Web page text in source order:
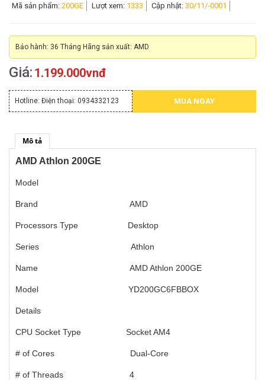
Mã sản phẩm: 200GE Lượt xem: 1333 Cập nhật: 30/11/-0001
Bảo hành: 36 Tháng Hãng sản xuất: AMD
Giá: 1.199.000vnđ
Hotline: Điện thoại: 0934332123 MUA NGAY
Mô tả
AMD Athlon 200GE
Model
Brand AMD
Processors Type Desktop
Series Athlon
Name AMD Athlon 200GE
Model YD200GC6FBBOX
Details
CPU Socket Type Socket AM4
# of Cores Dual-Core
# of Threads 4